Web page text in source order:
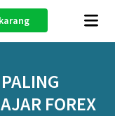
FOREX